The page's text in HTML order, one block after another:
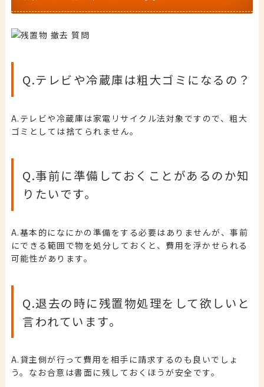
Q.テレビや冷蔵庫は粗大ゴミになるの？
A.テレビや冷蔵庫は家電リサイクル法対象ですので、粗大
ゴミとしては捨てられません。
Q.事前に準備しておくことがあるのか知
りたいです。
A.基本的になにかの準備をする必要はありませんが、事前
にできる範囲で物を処分しておくと、費用を浮かせられる
可能性があります。
Q.退去の時に残置物処理をして欲しいと
言われています。
A.貸主側が行って費用を相手に請求するのも良いでしょ
う。なお合意は書面に残しておくほうが安全です。